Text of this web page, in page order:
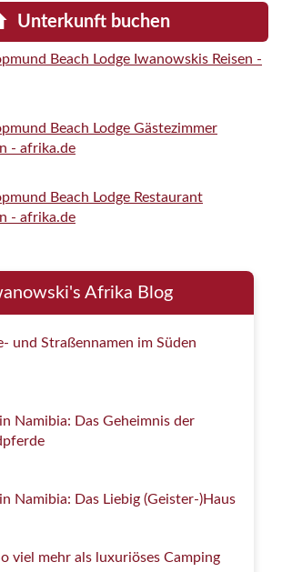
Unterkunft buchen
Afrika Blog
und Straßennamen im Süden
Namibia: Das Geheimnis der
Namibia: Das Liebig (Geister-)Haus
viel mehr als luxuriöses Camping